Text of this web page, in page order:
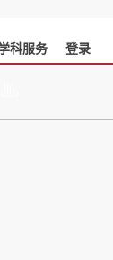
科服务 登录